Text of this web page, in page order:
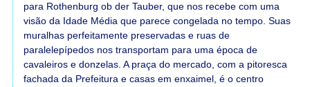
para Rothenburg ob der Tauber, que nos recebe com uma
visão da Idade Média que parece congelada no tempo. Suas
muralhas perfeitamente preservadas e ruas de
paralelepípedos nos transportam para uma época de
cavaleiros e donzelas. A praça do mercado, com a pitoresca
fachada da Prefeitura e casas em enxaimel, é o centro